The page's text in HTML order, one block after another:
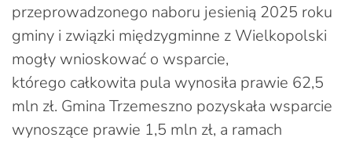
przeprowadzonego naboru jesienią 2025 roku
gminy i związki międzygminne z Wielkopolski
mogły wnioskować o wsparcie,
którego całkowita pula wynosiła prawie 62,5
mln zł. Gmina Trzemeszno pozyskała wsparcie
wynoszące prawie 1,5 mln zł, a ramach